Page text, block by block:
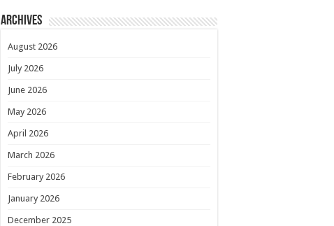
Archives
August 2026
July 2026
June 2026
May 2026
April 2026
March 2026
February 2026
January 2026
December 2025